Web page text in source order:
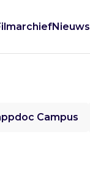
Nieuws
Campus